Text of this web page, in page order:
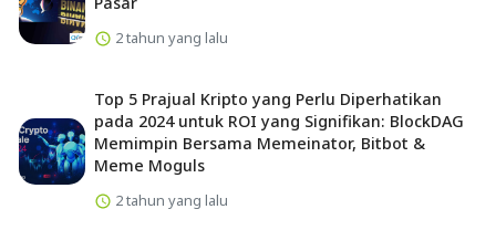
2 tahun yang lalu
Top 5 Prajual Kripto yang Perlu Diperhatikan
pada 2024 untuk ROI yang Signifikan: BlockDAG
Memimpin Bersama Memeinator, Bitbot &
Meme Moguls
2 tahun yang lalu